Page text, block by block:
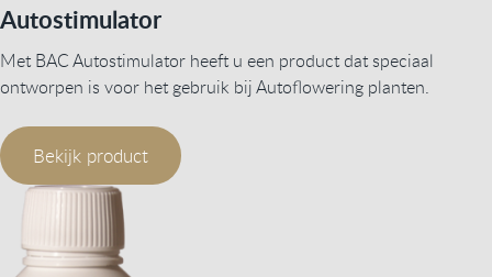
Autostimulator
Met BAC Autostimulator heeft u een product dat speciaal
ontworpen is voor het gebruik bij Autoflowering planten.
Bekijk product